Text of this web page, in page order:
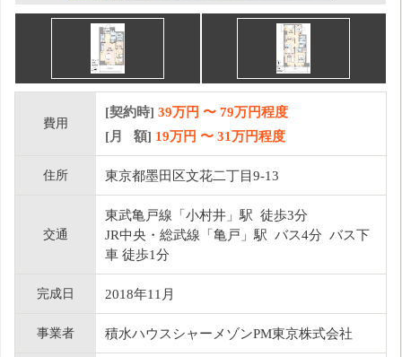
費用
[契約時] 39万円 〜 79万円程度
[月 額] 19万円 〜 31万円程度
住所 東京都墨田区文花二丁目9-13
交通
東武亀戸線「小村井」駅 徒歩3分
JR中央・総武線「亀戸」駅 バス4分 バス下
車 徒歩1分
完成日 2018年11月
事業者 積水ハウスシャーメゾンPM東京株式会社